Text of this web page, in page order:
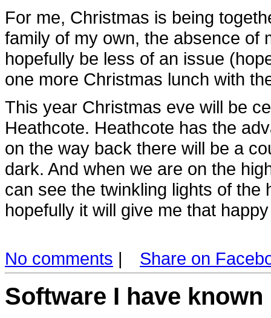
For me, Christmas is being
family of my own, the absence of
hopefully be less of an issue
one more Christmas lunch with
This year Christmas eve will be
Heathcote. Heathcote has the
on the way back there will be a
dark. And when we are on the
can see the twinkling lights of the
hopefully it will give me that
No comments | Share on
Software I have known